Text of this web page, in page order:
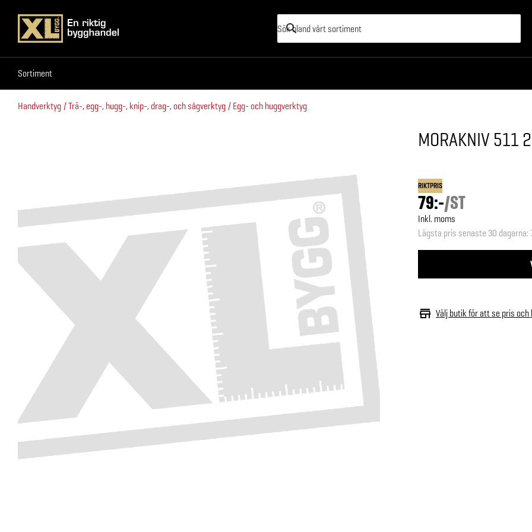
Sortiment
Sortiment
Handverktyg Trä-, egg-, hugg-, knip-, drag-, och sågverktyg Egg- och huggverktyg
MORAKNIV 511
RIKTPRIS
79:-/ST
Inkl. moms
Lägsta pris senaste 30 dagarna:
Välj butik för att se pris och